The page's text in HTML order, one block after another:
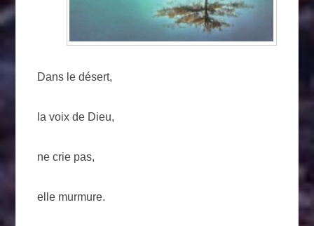
Dans le désert,
la voix de Dieu,
ne crie pas,
elle murmure.